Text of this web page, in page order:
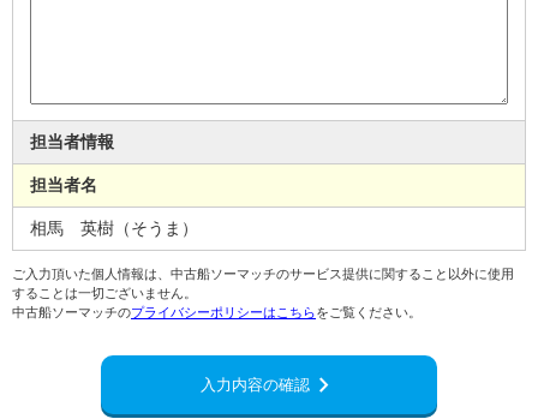
担当者情報
担当者名
相馬 英樹（そうま）
ご入力頂いた個人情報は、中古船ソーマッチのサービス提供に関すること以外に使用
することは一切ございません。
中古船ソーマッチのプライバシーポリシーはこちらをご覧ください。
入力内容の確認chevron_right